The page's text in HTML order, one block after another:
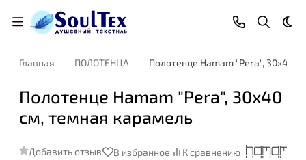
Главная ПОЛОТЕНЦА Полотенце Hamam "Pera", 30x40
Полотенце Hamam "Pera", 30x40
см, темная карамель
Добавить отзыв В избранное К сравнению